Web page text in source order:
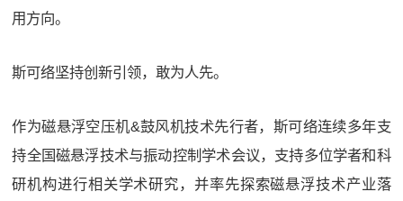
用方向。
斯可络坚持创新引领，敢为人先。
作为磁悬浮空压机&鼓风机技术先行者，斯可络连续多年支
持全国磁悬浮技术与振动控制学术会议，支持多位学者和科
研机构进行相关学术研究，并率先探索磁悬浮技术产业落